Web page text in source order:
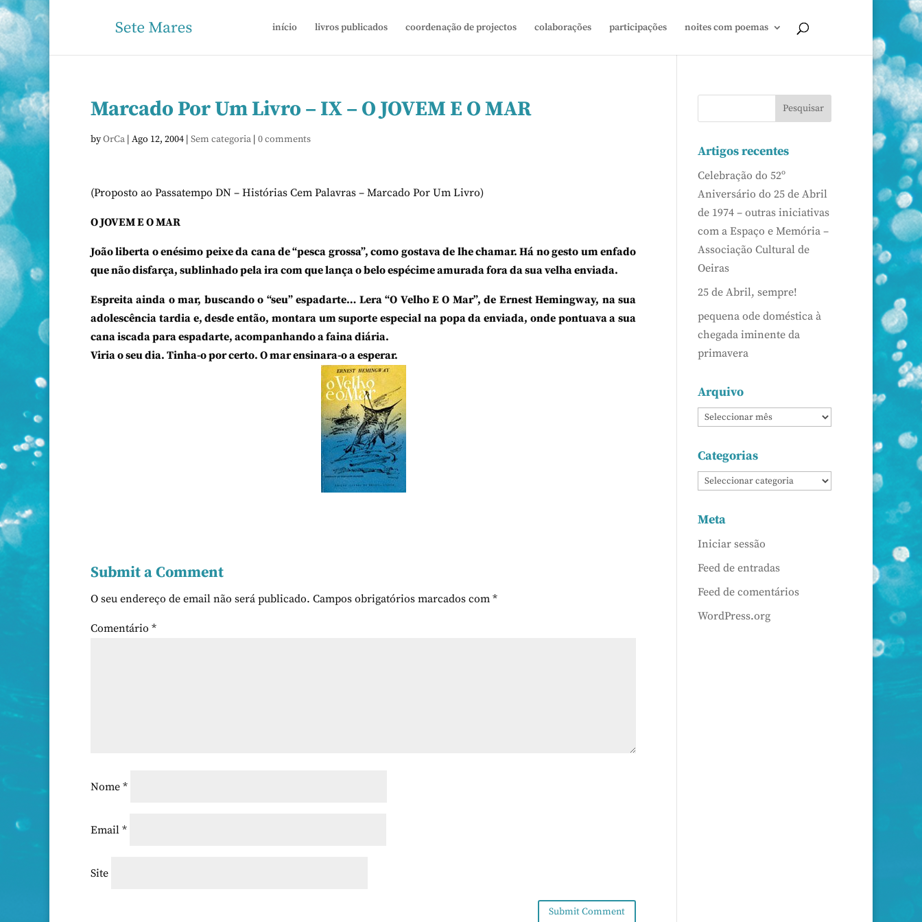
início livros publicados coordenação de projectos colaborações participações noites com poemas
Marcado Por Um Livro – IX – O JOVEM E O MAR
byOrCa | Ago 12, 2004 | Sem categoria | 0 comments
(Proposto ao Passatempo DN – Histórias Cem Palavras – Marcado Por Um Livro)
O JOVEM E O MAR
João liberta o enésimo peixe da cana de “pesca grossa”, como gostava de lhe chamar. Há no gesto um enfado
que não disfarça, sublinhado pela ira com que lança o belo espécime amurada fora da sua velha enviada.
Espreita ainda o mar, buscando o “seu” espadarte… Lera “O Velho E O Mar”, de Ernest Hemingway, na sua
adolescência tardia e, desde então, montara um suporte especial na popa da enviada, onde pontuava a sua
cana iscada para espadarte, acompanhando a faina diária.
Viria o seu dia. Tinha-o por certo. O mar ensinara-o a esperar.
Submit a Comment
O seu endereço de email não será publicado. Campos obrigatórios marcados com *
Comentário *
Nome *
Email *
Site
Artigos recentes
Celebração do 52º
Aniversário do 25 de Abril
de 1974 – outras iniciativas
com a Espaço e Memória –
Associação Cultural de
Oeiras
25 de Abril, sempre!
pequena ode doméstica à
chegada iminente da
primavera
Arquivo
Categorias
Meta
Iniciar sessão
Feed de entradas
Feed de comentários
WordPress.org